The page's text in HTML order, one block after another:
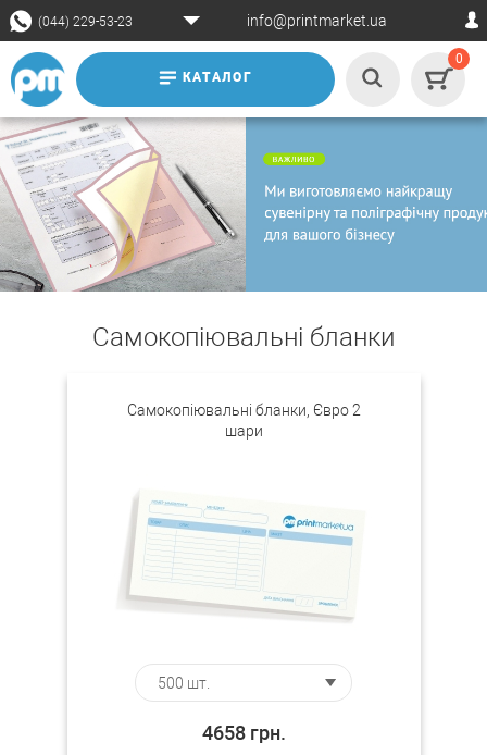
(044) 229-53-23 info@printmarket.ua
КАТАЛОГ
0
Самокопіювальні бланки
Самокопіювальні бланки, Євро 2
шари
4658 грн.